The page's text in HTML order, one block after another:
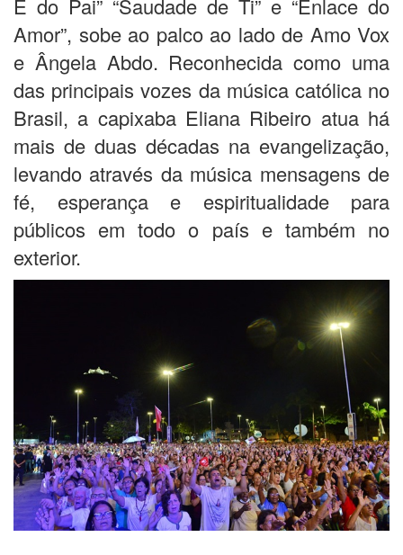
É do Pai” “Saudade de Ti” e “Enlace do
Amor”, sobe ao palco ao lado de Amo Vox
e Ângela Abdo. Reconhecida como uma
das principais vozes da música católica no
Brasil, a capixaba Eliana Ribeiro atua há
mais de duas décadas na evangelização,
levando através da música mensagens de
fé, esperança e espiritualidade para
públicos em todo o país e também no
exterior.